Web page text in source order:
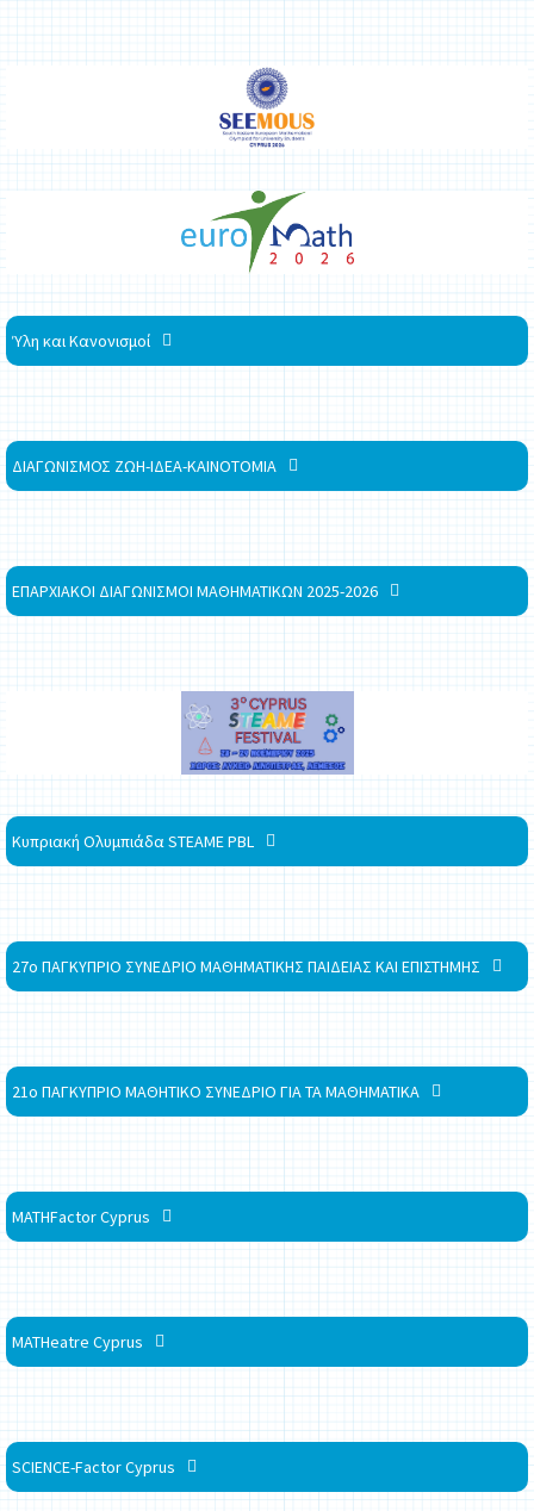
Ύλη και Κανονισμοί
ΔΙΑΓΩΝΙΣΜΟΣ ΖΩΗ-ΙΔΕΑ-ΚΑΙΝΟΤΟΜΙΑ
ΕΠΑΡΧΙΑΚΟΙ ΔΙΑΓΩΝΙΣΜΟΙ ΜΑΘΗΜΑΤΙΚΩΝ 2025-2026
Κυπριακή Ολυμπιάδα STEAME PBL
27ο ΠΑΓΚΥΠΡΙΟ ΣΥΝΕΔΡΙΟ ΜΑΘΗΜΑΤΙΚΗΣ ΠΑΙΔΕΙΑΣ ΚΑΙ ΕΠΙΣΤΗΜΗΣ
21ο ΠΑΓΚΥΠΡΙΟ ΜΑΘΗΤΙΚΟ ΣΥΝΕΔΡΙΟ ΓΙΑ ΤΑ ΜΑΘΗΜΑΤΙΚΑ
MATHFactor Cyprus
MATHeatre Cyprus
SCIENCE-Factor Cyprus